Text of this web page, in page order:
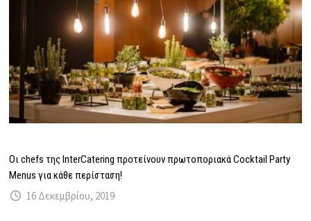
Oι chefs της InterCatering προτείνουν πρωτοποριακά Cocktail Party
Menus για κάθε περίσταση!
16 Δεκεμβρίου, 2019